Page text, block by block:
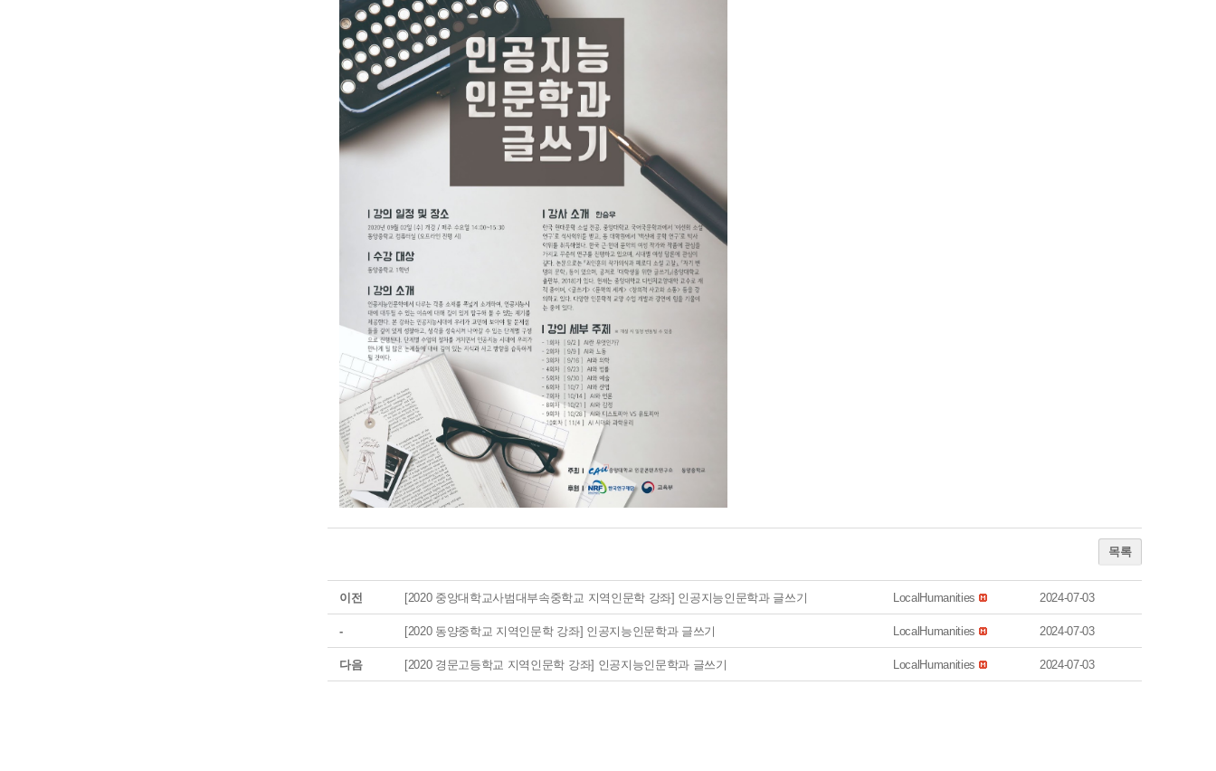
목록
이전 [2020 중앙대학교사범대부속중학교 지역인문학 강좌] 인공지능인문학과 글쓰기 LocalHumanities 2024-07-03
- [2020 동양중학교 지역인문학 강좌] 인공지능인문학과 글쓰기 LocalHumanities 2024-07-03
다음 [2020 경문고등학교 지역인문학 강좌] 인공지능인문학과 글쓰기 LocalHumanities 2024-07-03